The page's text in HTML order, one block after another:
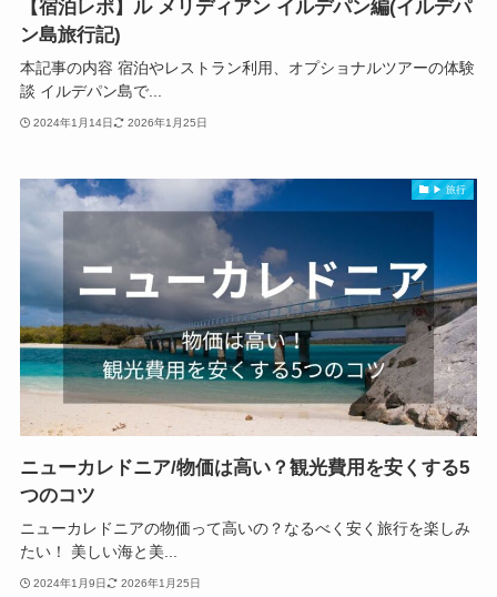
【宿泊レポ】ル メリディアン イルデパン編(イルデパ
ン島旅行記)
本記事の内容 宿泊やレストラン利用、オプショナルツアーの体験
談 イルデパン島で...
2024年1月14日 2026年1月25日
▶ 旅行
ニューカレドニア/物価は高い？観光費用を安くする5
つのコツ
ニューカレドニアの物価って高いの？なるべく安く旅行を楽しみ
たい！ 美しい海と美...
2024年1月9日 2026年1月25日